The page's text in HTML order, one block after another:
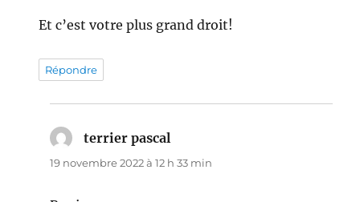
Et c’est votre plus grand droit!
Répondre
terrier pascal
19 novembre 2022 à 12 h 33 min